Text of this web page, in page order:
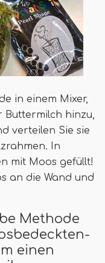
in einem Mixer,
Buttermilch hinzu,
verteilen Sie sie
In
mit Moos gefüllt!
an die Wand und
Methode
einen